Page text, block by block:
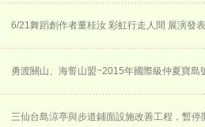
6/21舞蹈創作者董桂汝 彩虹行走人間 展演發
勇渡關山、海誓山盟~2015年國際級仲夏寶島
三仙台島涼亭與步道鋪面設施改善工程，暫停